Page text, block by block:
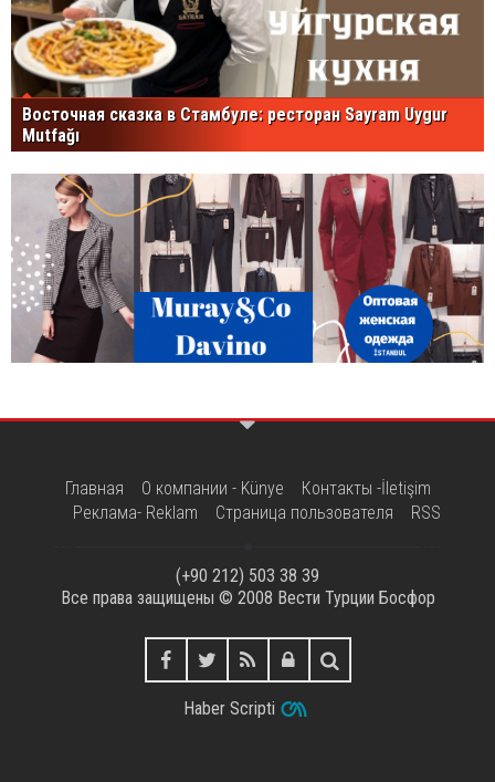
Восточная сказка в Стамбуле: ресторан Sayram Uygur
Mutfağı
Главная О компании - Künye
Контакты -İletişim
Реклама- Reklam
Страница пользователя RSS
(+90 212) 503 38 39
Все права защищены © 2008 Вести Турции Босфор
Haber Scripti